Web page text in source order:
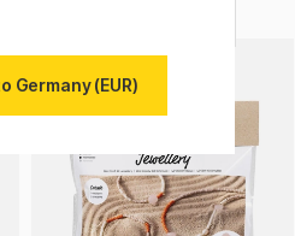
30%
Germany (EUR)